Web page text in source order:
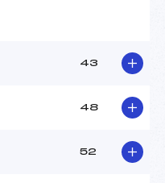
43
48
52